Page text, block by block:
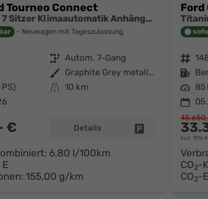
Tourneo Connect
Titanium 1,5 7 Sitzer Klimaautomatik Anhängerkupplung Sitzheizung Einparkhilfe Kamera 17 Zoll Leichtmetall ACC
Neuwagen mit Tageszulassung
Getriebe Autom. 7-Gang
Außenfarbe
Graphite Grey metallic
PS) Kilometerstand 10 km
€ Details Fahrzeug parken
6,80 l/100km
E
155,00 g/km
Ford
Fahrzeugnr.
Kraftstoff
Leistung 85
incl. 19%
CO2-
CO2-